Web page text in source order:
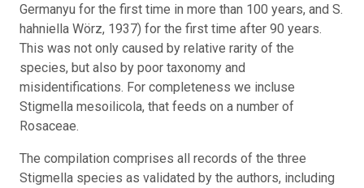
Germanyu for the first time in more than 100 years, and S.
hahniella Wörz, 1937) for the first time after 90 years.
This was not only caused by relative rarity of the
species, but also by poor taxonomy and
misidentifications. For completeness we incluse
Stigmella mesoilicola, that feeds on a number of
Rosaceae.
The compilation comprises all records of the three
Stigmella species as validated by the authors, including